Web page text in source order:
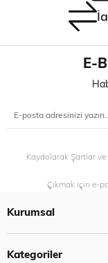
E-
Kaydolarak Şartlar ve
Çıkmak için e-
Kurumsal
Kategoriler